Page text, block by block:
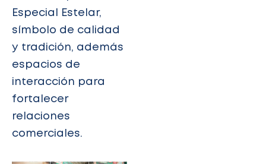
Especial Estelar,
símbolo de calidad
y tradición, además
espacios de
interacción para
fortalecer
relaciones
comerciales.